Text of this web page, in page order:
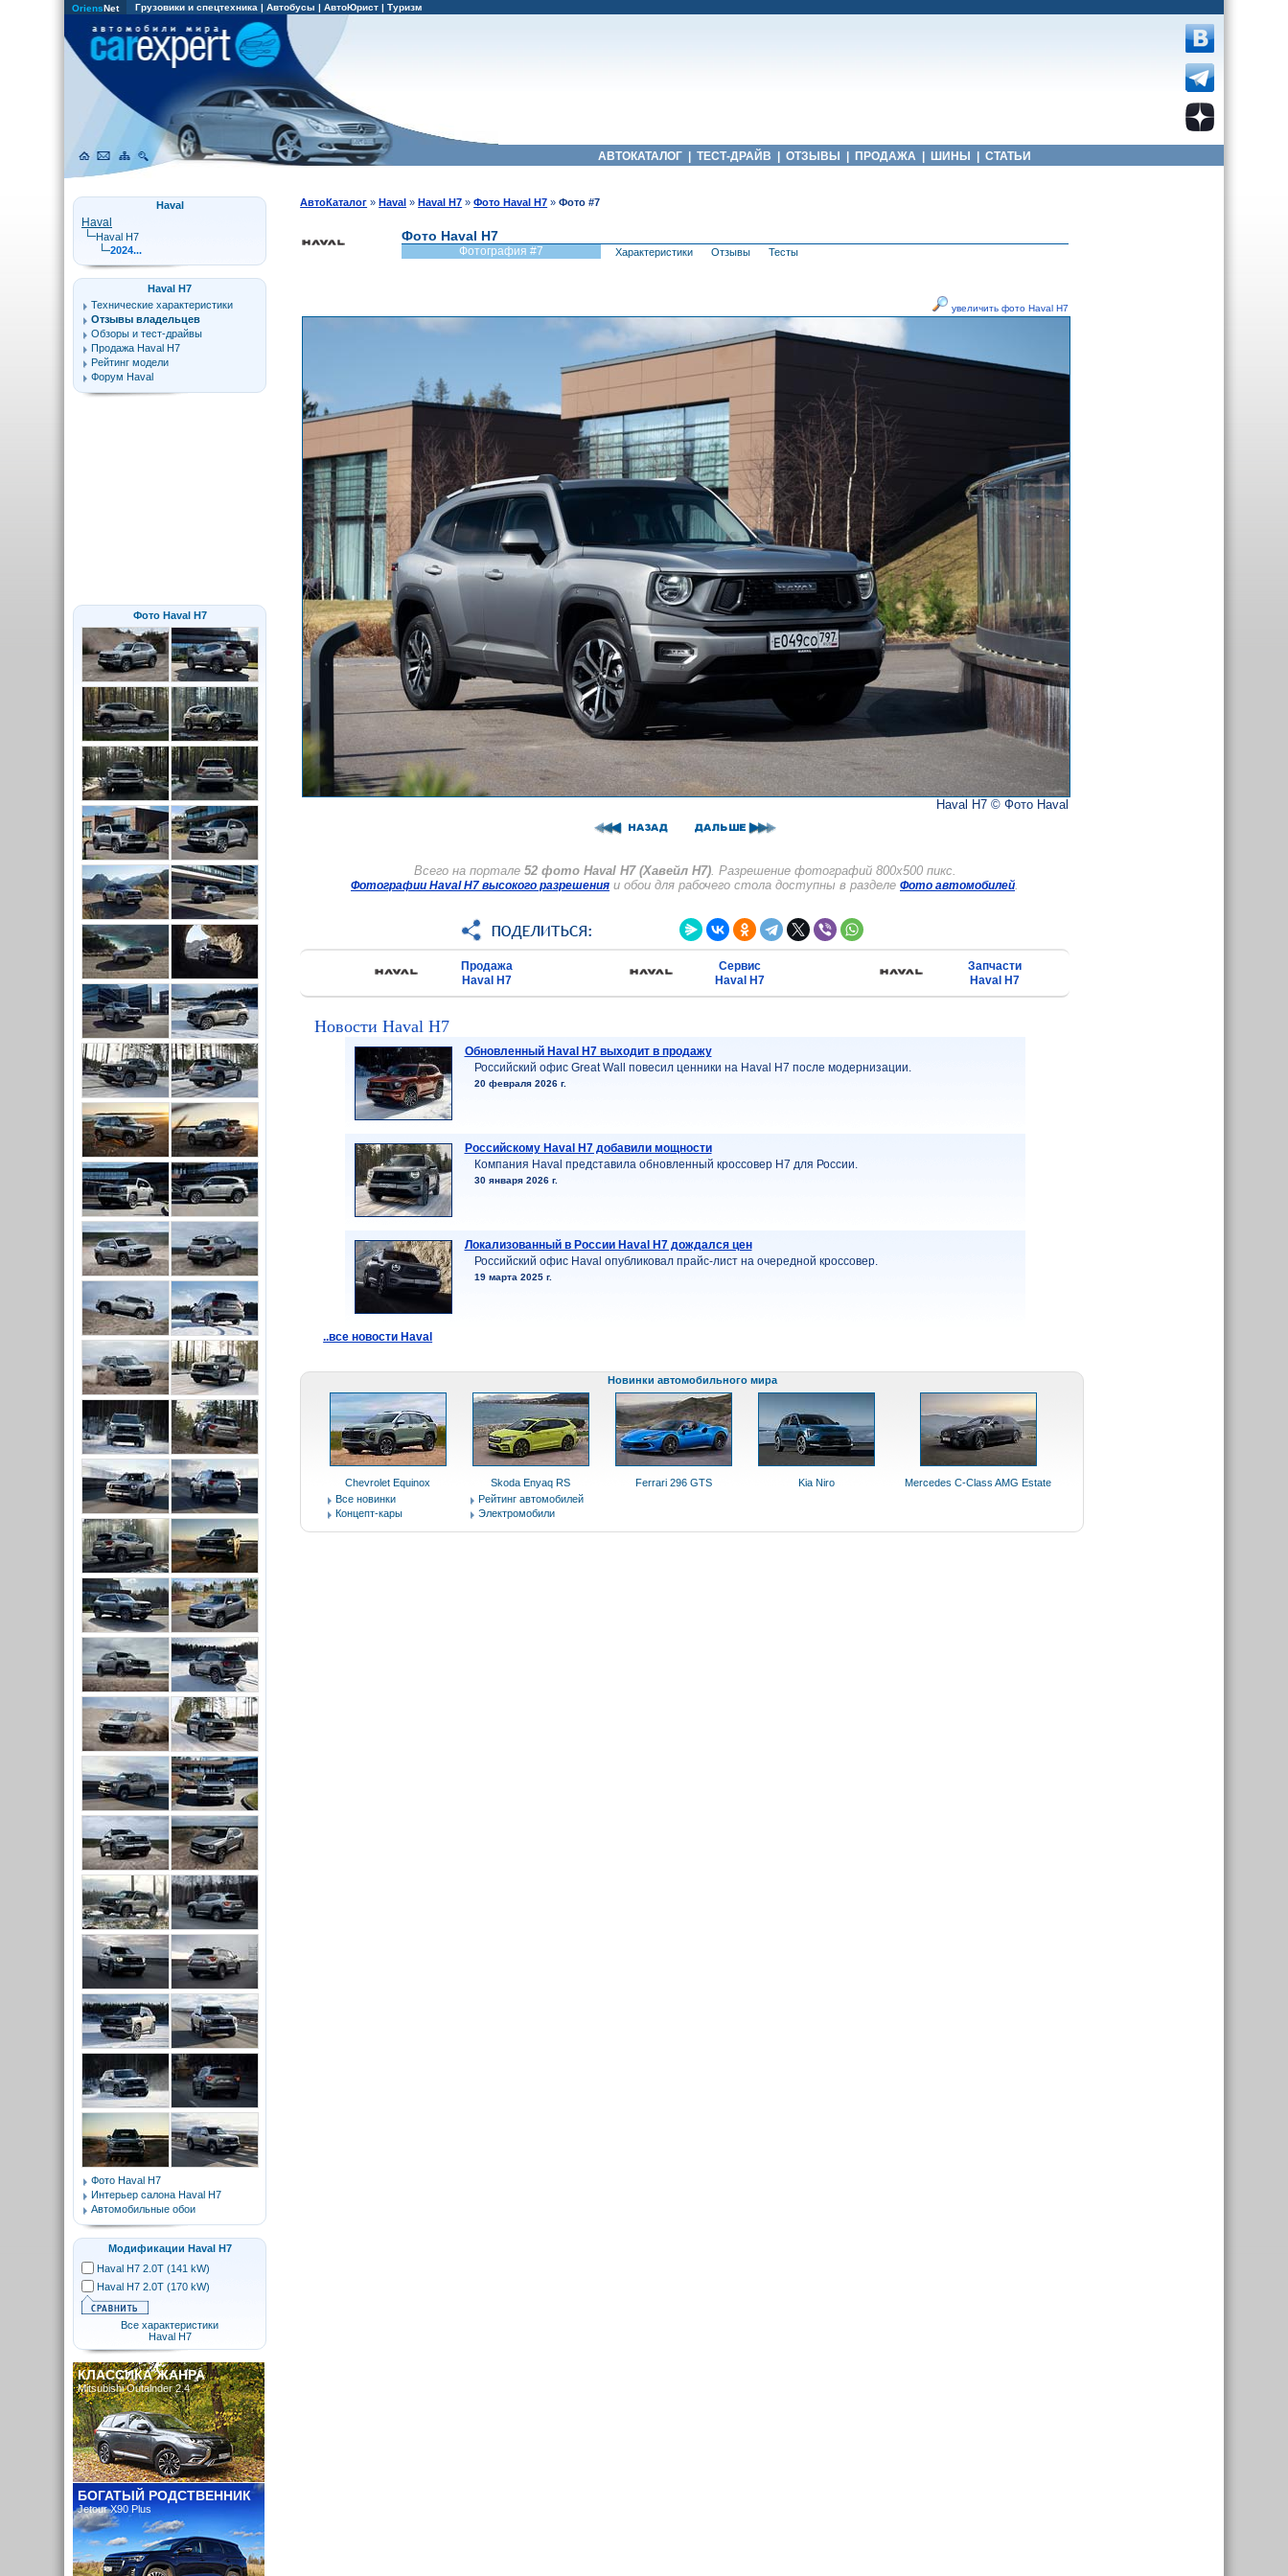
OriensNet Грузовики и спецтехника | Автобусы | АвтоЮрист | Туризм
АВТОКАТАЛОГ ТЕСТ-ДРАЙВ ОТЗЫВЫ ПРОДАЖА ШИНЫ СТАТЬИ
АвтоКаталог »Haval »Haval H7 »Фото Haval H7 »Фото #7
Фото Haval H7
Фотография #7 Характеристики Отзывы Тесты
увеличить фото Haval H7
Haval H7 © Фото Haval
Всего на портале 52 фото Haval H7 (Хавейл Н7). Разрешение фотографий 800x500 пикс.
Фотографии Haval H7 высокого разрешения и обои для рабочего стола доступны в разделе Фото автомобилей.
Продажа
Haval H7
Сервис
Haval H7
Запчасти
Haval H7
Новости Haval H7
Обновленный Haval H7 выходит в продажу
Российский офис Great Wall повесил ценники на Haval H7 после модернизации.
20 февраля 2026 г.
Российскому Haval H7 добавили мощности
Компания Haval представила обновленный кроссовер H7 для России.
30 января 2026 г.
Локализованный в России Haval H7 дождался цен
Российский офис Haval опубликовал прайс-лист на очередной кроссовер.
19 марта 2025 г.
..все новости Haval
Новинки автомобильного мира
Chevrolet Equinox Skoda Enyaq RS Ferrari 296 GTS Kia Niro
Mercedes C-Class AMG Estate
Все новинки
Концепт-кары
Рейтинг автомобилей
Электромобили
Haval
Haval
Haval H7
2024...
Haval H7
Технические характеристики
Отзывы владельцев
Обзоры и тест-драйвы
Продажа Haval H7
Рейтинг модели
Форум Haval
Фото Haval H7
Фото Haval H7
Интерьер салона Haval H7
Автомобильные обои
Модификации Haval H7
Haval H7 2.0T (141 kW)
Haval H7 2.0T (170 kW)
Все характеристики
Haval H7
КЛАССИКА ЖАНРА
Mitsubishi Outalnder 2.4
БОГАТЫЙ РОДСТВЕННИК
Jetour X90 Plus